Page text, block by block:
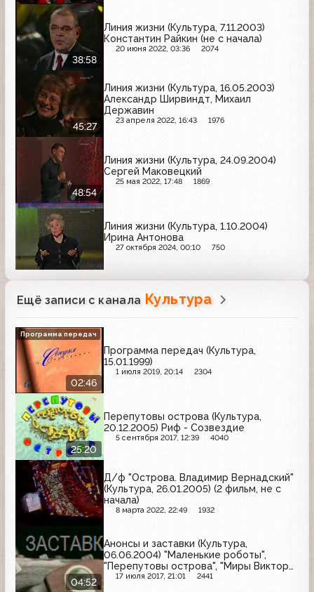
38:58
Линия жизни (Культура, 7.11.2003)
Константин Райкин (не с начала)
20 июня 2022, 03:36 2074
45:27
Линия жизни (Культура, 16.05.2003)
Александр Ширвиндт, Михаил
Державин
23 апреля 2022, 16:43 1976
48:54
Линия жизни (Культура, 24.09.2004)
Сергей Маковецкий
25 мая 2022, 17:48 1869
Линия жизни (Культура, 1.10.2004)
Ирина Антонова
27 октября 2024, 00:10 750
Ещё записи с канала Культура
02:46
Программа передач (Культура,
15.01.1999)
1 июля 2019, 20:14 2304
Программа передач
25:20
Перепутовы острова (Культура,
20.12.2005) Риф - Созвездие
5 сентября 2017, 12:39 4040
Д/ф "Острова. Владимир Вернадский"
(Культура, 26.01.2005) (2 фильм, не с
начала)
8 марта 2022, 22:49 1932
04:52
Анонсы и заставки (Культура,
06.06.2004) "Маленькие роботы",
"Перепутовы острова", "Миры Виктора
Конецкого", "Здравствуй, Вульф,
17 июля 2017, 21:01 2441